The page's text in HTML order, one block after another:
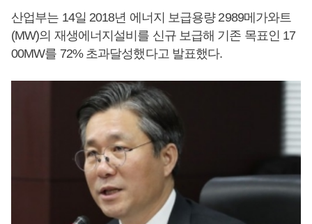
산업부는 14일 2018년 에너지 보급용량 2989메가와트
(MW)의 재생에너지설비를 신규 보급해 기존 목표인 17
00MW를 72% 초과달성했다고 발표했다.